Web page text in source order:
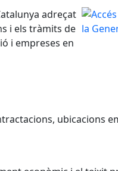
adreçat
i els tràmits de
i empreses en
ubicacions